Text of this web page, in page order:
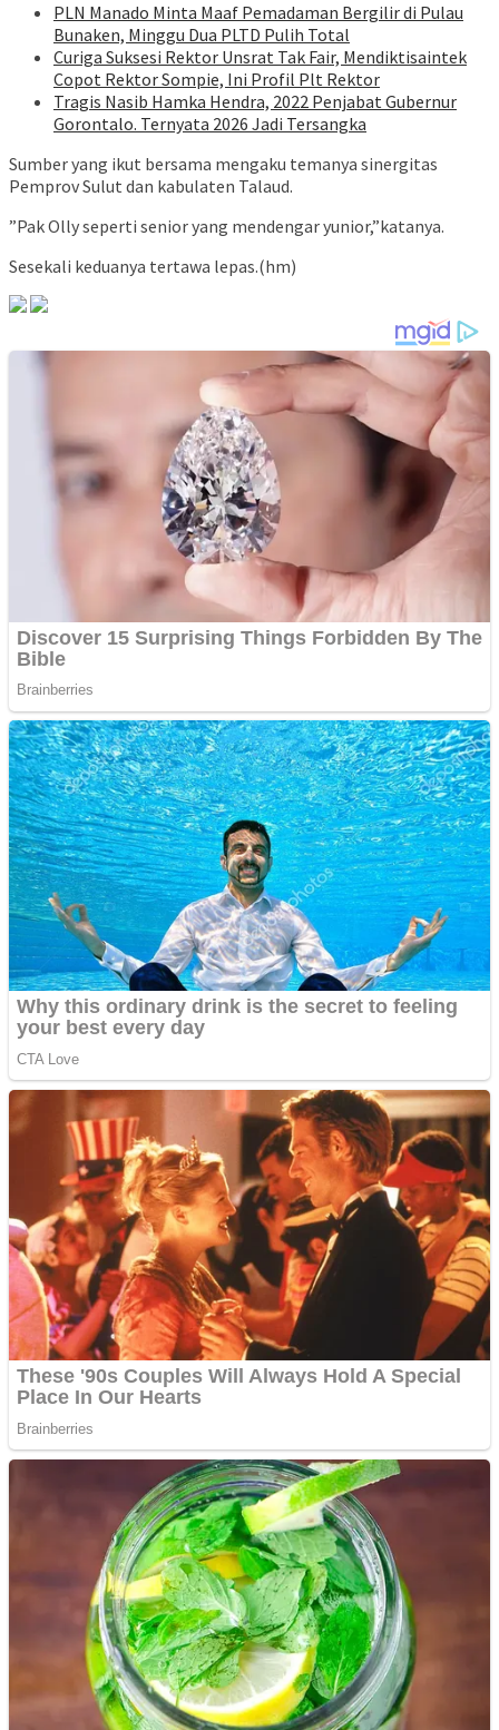
PLN Manado Minta Maaf Pemadaman Bergilir di Pulau
Bunaken, Minggu Dua PLTD Pulih Total
Curiga Suksesi Rektor Unsrat Tak Fair, Mendiktisaintek
Copot Rektor Sompie, Ini Profil Plt Rektor
Tragis Nasib Hamka Hendra, 2022 Penjabat Gubernur
Gorontalo. Ternyata 2026 Jadi Tersangka
Sumber yang ikut bersama mengaku temanya sinergitas
Pemprov Sulut dan kabulaten Talaud.
”Pak Olly seperti senior yang mendengar yunior,”katanya.
Sesekali keduanya tertawa lepas.(hm)